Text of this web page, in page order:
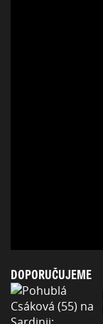
DOPORUČUJEME